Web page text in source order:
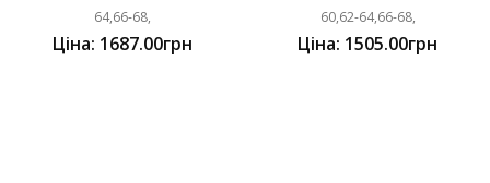
64,66-68,
Ціна: 1687.00грн
60,62-64,66-68,
Ціна: 1505.00грн